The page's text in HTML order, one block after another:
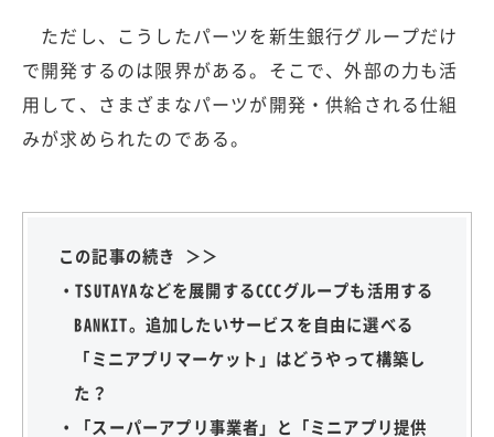
ただし、こうしたパーツを新生銀行グループだけ
で開発するのは限界がある。そこで、外部の力も活
用して、さまざまなパーツが開発・供給される仕組
みが求められたのである。
この記事の続き ＞＞
・TSUTAYAなどを展開するCCCグループも活用する
BANKIT。追加したいサービスを自由に選べる
「ミニアプリマーケット」はどうやって構築し
た？
・「スーパーアプリ事業者」と「ミニアプリ提供